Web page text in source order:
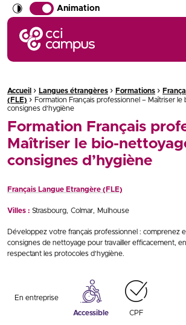
Animation
CCI Campus La formation qui vous ressemble
Fil d'Ariane :
Accueil › Langues étrangères › Formations ›
(FLE) › Formation Français professionnel – Maîtriser
consignes d’hygiène
Formation Français
Maîtriser le bio-
consignes d’hygiène
Français Langue Etrangère (FLE)
Villes : Strasbourg Colmar Mulhouse
Développez votre français professionnel : comprenez
consignes de nettoyage pour travailler efficacement,
respectant les protocoles d’hygiène.
En entreprise
Accessible CPF